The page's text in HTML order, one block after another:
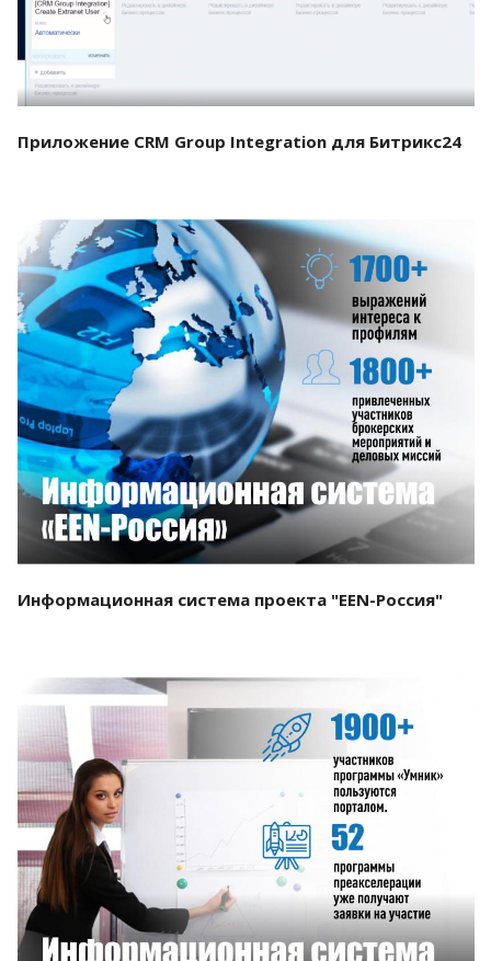
Приложение CRM Group Integration для Битрикс24
Смотреть проект
Информационная система проекта "EEN-Россия"
Смотреть проект